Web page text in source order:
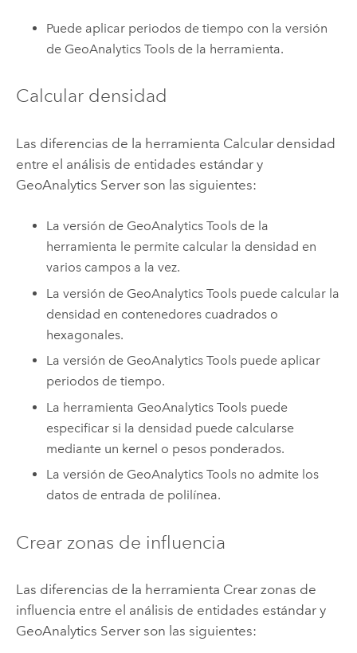
Puede aplicar periodos de tiempo con la versión
de GeoAnalytics Tools de la herramienta.
Calcular densidad
Las diferencias de la herramienta Calcular densidad
entre el análisis de entidades estándar y
GeoAnalytics Serverson las siguientes:
La versión de GeoAnalytics Tools de la
herramienta le permite calcular la densidad en
varios campos a la vez.
La versión de GeoAnalytics Tools puede calcular la
densidad en contenedores cuadrados o
hexagonales.
La versión de GeoAnalytics Tools puede aplicar
periodos de tiempo.
La herramienta GeoAnalytics Tools puede
especificar si la densidad puede calcularse
mediante un kernel o pesos ponderados.
La versión de GeoAnalytics Tools no admite los
datos de entrada de polilínea.
Crear zonas de influencia
Las diferencias de la herramienta Crear zonas de
influencia entre el análisis de entidades estándar y
GeoAnalytics Serverson las siguientes: